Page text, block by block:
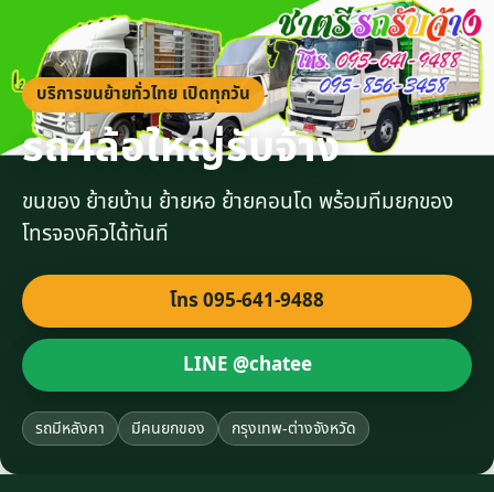
บริการขนย้ายทั่วไทย เปิดทุกวัน
รถ4ล้อใหญ่รับจ้าง
ขนของ ย้ายบ้าน ย้ายหอ ย้ายคอนโด พร้อมทีมยกของ
โทรจองคิวได้ทันที
โทร 095-641-9488
LINE @chatee
รถมีหลังคา มีคนยกของ กรุงเทพ-ต่างจังหวัด